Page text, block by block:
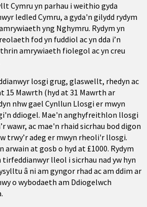
Cymru yn parhau i weithio gyda
ledled Cymru, a gyda'n gilydd rydym
yng Nghymru. Rydym yn
fod yn fuddiol ac yn dda i’n
amrywiaeth fiolegol ac yn creu
losgi grug, glaswellt, rhedyn ac
15 Mawrth (hyd at 31 Mawrth ar
nhw gael Cynllun Llosgi er mwyn
ddiogel. Mae'n anghyfreithlon llosgi
wawr, ac mae'n rhaid sicrhau bod digon
trwy’r adeg er mwyn rheoli'r llosgi.
at gosb o hyd at £1000. Rydym
lleol i sicrhau nad yw hyn
â ni am gyngor rhad ac am ddim ar
o wybodaeth am Ddiogelwch